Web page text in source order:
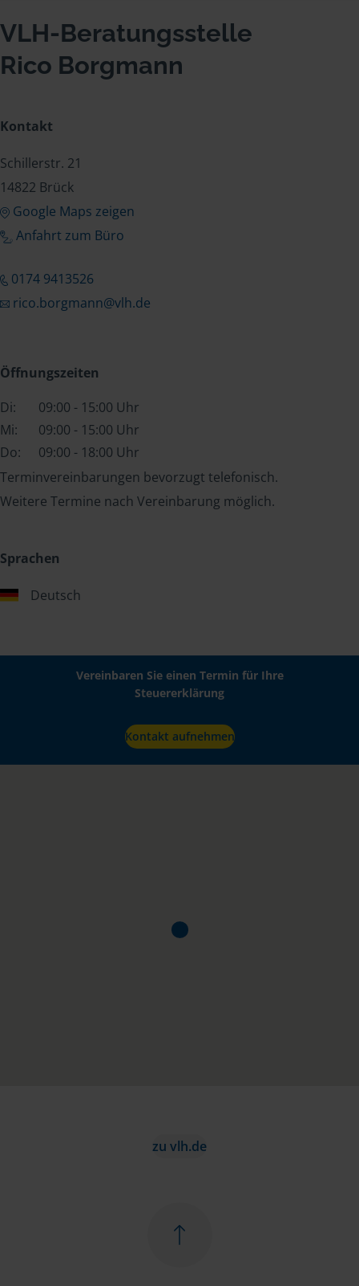
VLH-Beratungsstelle
Rico Borgmann
Kontakt
Schillerstr. 21
14822 Brück
Google Maps zeigen
Anfahrt zum Büro
0174 9413526
rico.borgmann@vlh.de
Öffnungszeiten
Di:
09:00 - 15:00 Uhr
Mi:
09:00 - 15:00 Uhr
Do:
09:00 - 18:00 Uhr
Terminvereinbarungen bevorzugt telefonisch.
Weitere Termine nach Vereinbarung möglich.
Sprachen
Deutsch
Vereinbaren Sie einen Termin für Ihre
Steuererklärung
Kontakt aufnehmen
zu vlh.de